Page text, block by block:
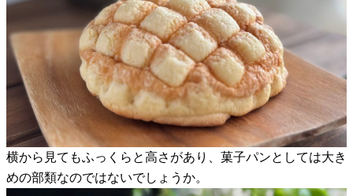
横から見てもふっくらと高さがあり、菓子パンとしては大き
めの部類なのではないでしょうか。